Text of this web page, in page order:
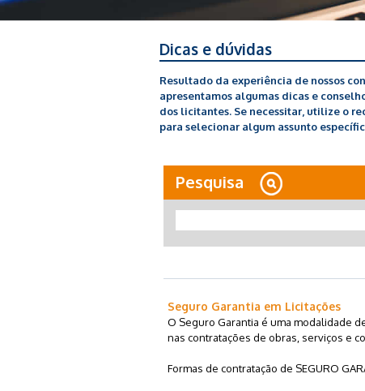
Dicas e dúvidas
Resultado da experiência de nossos
apresentamos algumas dicas e
dos licitantes. Se necessitar, utilize o
para selecionar algum assunto
Pesquisa
Seguro Garantia em Licitações
O Seguro Garantia é uma modalidade
nas contratações de obras, serviços e
Formas de contratação de SEGURO